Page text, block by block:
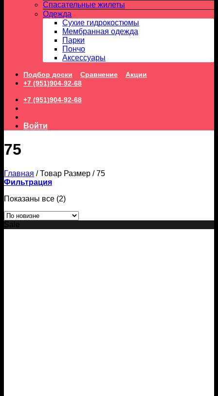
Спасательные жилеты
Одежда
Сухие гидрокостюмы
Мембранная одежда
Парки
Пончо
Аксессуары
Подбор доски Сравнение
Акции
+7 (951)904-92-68
+7 (951)904-92-68
Войти
75
Главная /Товар Размер /75
Фильтрация
Показаны все (2)Сортировка:
недавние
Sale